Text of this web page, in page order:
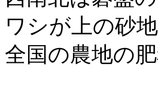
ワシが上の砂
全国の農地の